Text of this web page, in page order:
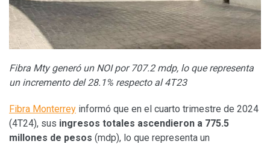
Fibra Mty generó un NOI por 707.2 mdp, lo que representa
un incremento del 28.1% respecto al 4T23
Fibra Monterrey informó que en el cuarto trimestre de 2024
(4T24), sus ingresos totales ascendieron a 775.5
millones de pesos (mdp), lo que representa un